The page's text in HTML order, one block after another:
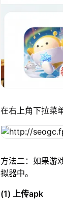
在右上角下拉菜
方法二：如果游
拟器中。
(1) 上传apk